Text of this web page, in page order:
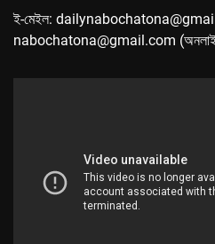
ই-মেইল:
nabochatona@gmail.com